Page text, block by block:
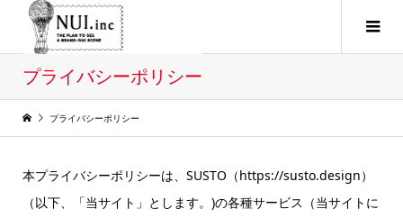
プライバシーポリシー
プライバシーポリシー
本プライバシーポリシーは、SUSTO（https://susto.design）
（以下、「当サイト」とします。)の各種サービス（当サイトに